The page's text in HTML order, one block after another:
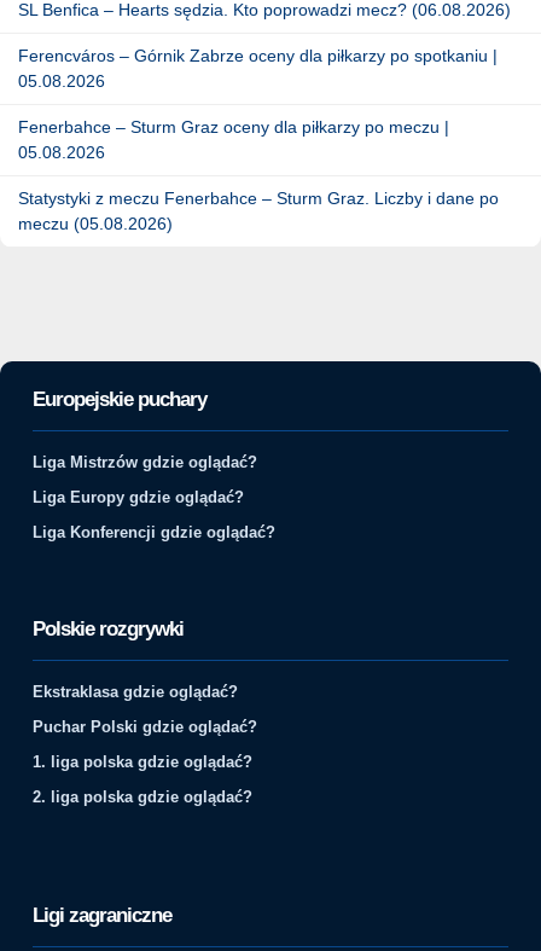
SL Benfica – Hearts sędzia. Kto poprowadzi mecz? (06.08.2026)
Ferencváros – Górnik Zabrze oceny dla piłkarzy po spotkaniu |
05.08.2026
Fenerbahce – Sturm Graz oceny dla piłkarzy po meczu |
05.08.2026
Statystyki z meczu Fenerbahce – Sturm Graz. Liczby i dane po
meczu (05.08.2026)
Europejskie puchary
Liga Mistrzów gdzie oglądać?
Liga Europy gdzie oglądać?
Liga Konferencji gdzie oglądać?
Polskie rozgrywki
Ekstraklasa gdzie oglądać?
Puchar Polski gdzie oglądać?
1. liga polska gdzie oglądać?
2. liga polska gdzie oglądać?
Ligi zagraniczne